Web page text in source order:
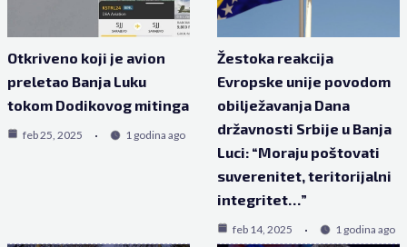
Otkriveno koji je avion
preletao Banja Luku
tokom Dodikovog mitinga
feb 25, 2025 1 godina ago
Žestoka reakcija
Evropske unije povodom
obilježavanja Dana
državnosti Srbije u Banja
Luci: “Moraju poštovati
suverenitet, teritorijalni
integritet…”
feb 14, 2025 1 godina ago